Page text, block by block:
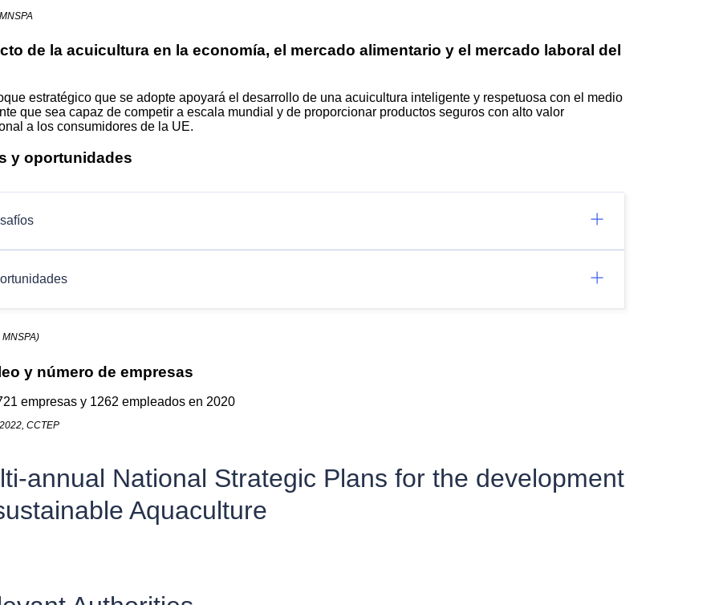
de la acuicultura en la economía, el mercado alimentario y el mercado laboral del
estratégico que se adopte apoyará el desarrollo de una acuicultura inteligente y respetuosa con el medio
que sea capaz de competir a escala mundial y de proporcionar productos seguros con alto valor
a los consumidores de la UE.
y oportunidades
y número de empresas
empresas y 1262 empleados en 2020
CCTEP
annual National Strategic Plans for the development
Aquaculture